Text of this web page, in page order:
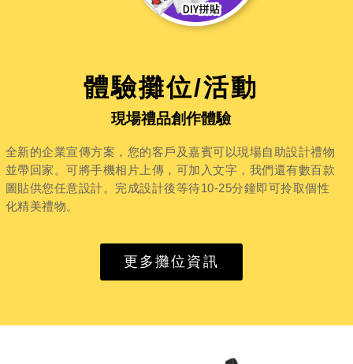
體驗攤位/活動
現場禮品創作體驗
全新的企業宣傳方案，您的客戶及嘉賓可以現場自助設計禮物
並帶回家。可將手機相片上傳，可加入文字，我們還有數百款
圖貼供您任意設計。完成設計後等待10-25分鐘即可拎取個性
化精美禮物。
更多攤位資訊